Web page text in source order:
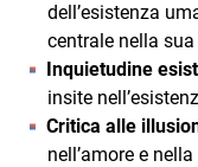
dell’esistenza
centrale nella
Inquietudine
insite
Critica alle
nell’amore e